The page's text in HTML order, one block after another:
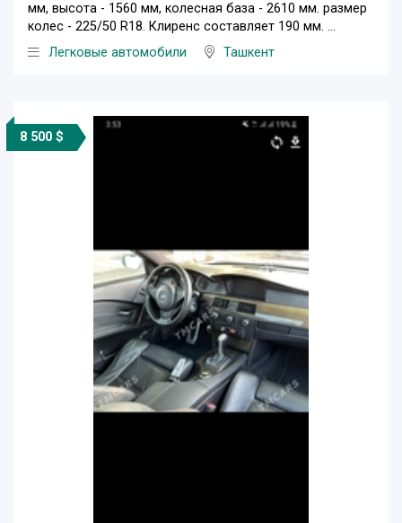
мм, высота - 1560 мм, колесная база - 2610 мм. размер
колес - 225/50 R18. Клиренс составляет 190 мм. ...
Легковые автомобили
Ташкент
8 500 $